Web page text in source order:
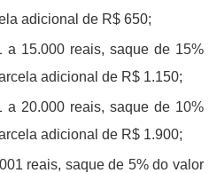
adicional de R$ 650;
a 15.000 reais, saque de 15%
adicional de R$ 1.150;
a 20.000 reais, saque de 10%
adicional de R$ 1.900;
reais, saque de 5% do valor